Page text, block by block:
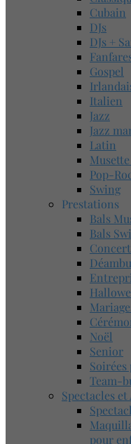
Cubain
DJs
DJs +
Gospel
Italien
Jazz
Jazz
Latin
Pop-
Swing
Prestations
Bals
Bals
Noël
Senior
Soirées
Team-
Spectacles
pour